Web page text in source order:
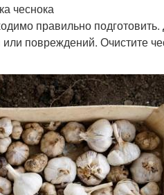
чеснока
правильно
повреждений. Очистите